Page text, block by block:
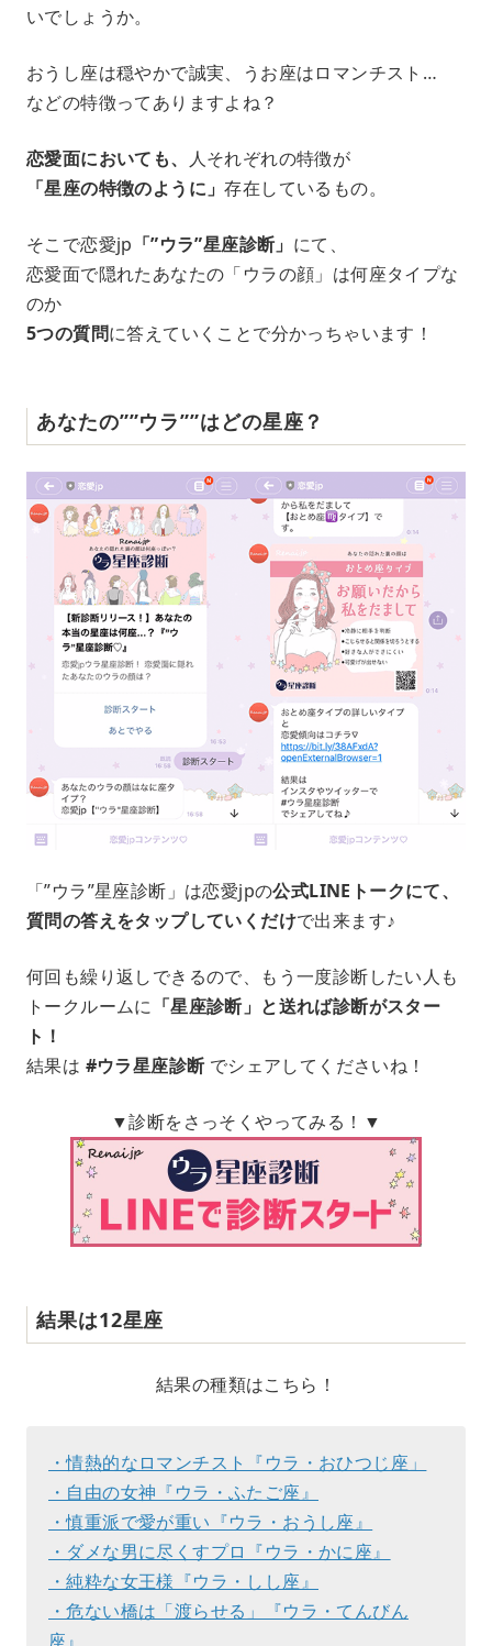
いでしょうか。
おうし座は穏やかで誠実、うお座はロマンチスト…
などの特徴ってありますよね？
恋愛面においても、
人それぞれの特徴が
「星座の特徴のように」存在しているもの。
そこで恋愛jp 「”ウラ”星座診断」 にて、
恋愛面で隠れたあなたの「ウラの顔」は何座タイプな
のか
5つの質問に答えていくことで分かっちゃいます！
あなたの””ウラ””はどの星座？
「”ウラ”星座診断」は恋愛jpの公式LINEトークにて、
質問の答えをタップしていくだけで出来ます♪
何回も繰り返しできるので、もう一度診断したい人も
トークルームに 「星座診断」と送れば診断がスター
ト！
結果は #ウラ星座診断 でシェアしてくださいね！
▼診断をさっそくやってみる！▼
結果は12星座
結果の種類はこちら！
・情熱的なロマンチスト『ウラ・おひつじ座」
・自由の女神『ウラ・ふたご座』
・慎重派で愛が重い『ウラ・おうし座』
・ダメな男に尽くすプロ『ウラ・かに座』
・純粋な女王様『ウラ・しし座』
・危ない橋は「渡らせる」『ウラ・てんびん
座』